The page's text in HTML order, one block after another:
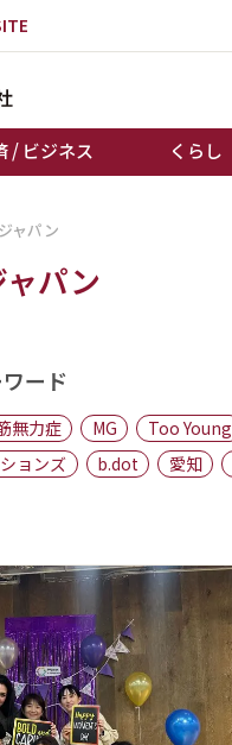
/ ビジネス くらし
ページ
せ
ャパン
パン
ード
無力症 MG Too Young
ョンズ
b.dot 愛知